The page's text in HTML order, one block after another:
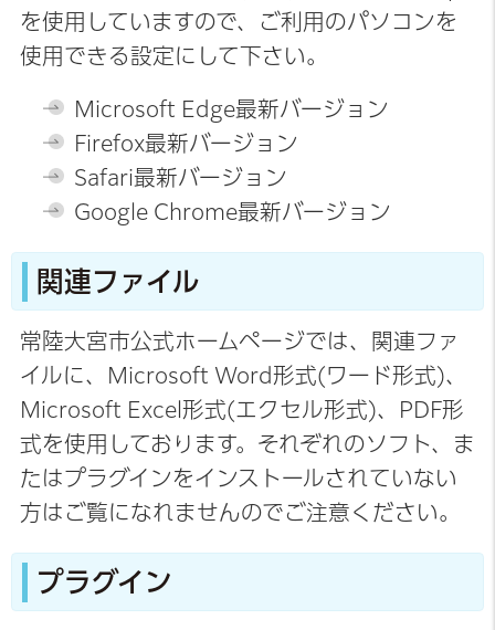
を使用していますので、ご利用のパソコンを
使用できる設定にして下さい。
Microsoft Edge最新バージョン
Firefox最新バージョン
Safari最新バージョン
Google Chrome最新バージョン
関連ファイル
常陸大宮市公式ホームページでは、関連ファ
イルに、Microsoft Word形式(ワード形式)、
Microsoft Excel形式(エクセル形式)、PDF形
式を使用しております。それぞれのソフト、ま
たはプラグインをインストールされていない
方はご覧になれませんのでご注意ください。
プラグイン